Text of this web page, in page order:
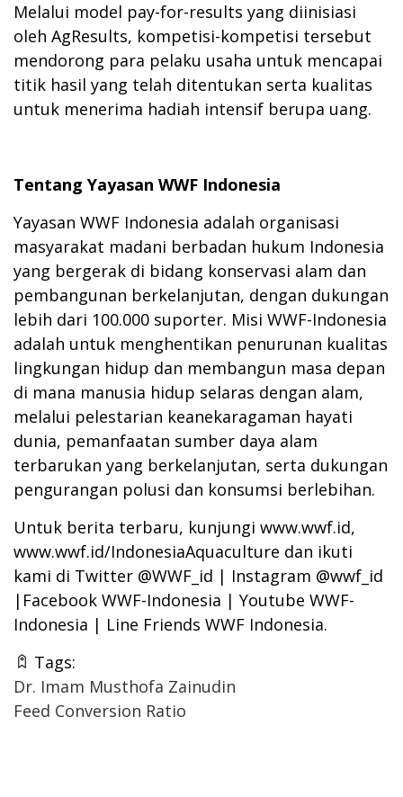
Melalui model pay-for-results yang diinisiasi
oleh AgResults, kompetisi-kompetisi tersebut
mendorong para pelaku usaha untuk mencapai
titik hasil yang telah ditentukan serta kualitas
untuk menerima hadiah intensif berupa uang.
Tentang Yayasan WWF Indonesia
Yayasan WWF Indonesia adalah organisasi
masyarakat madani berbadan hukum Indonesia
yang bergerak di bidang konservasi alam dan
pembangunan berkelanjutan, dengan dukungan
lebih dari 100.000 suporter. Misi WWF-Indonesia
adalah untuk menghentikan penurunan kualitas
lingkungan hidup dan membangun masa depan
di mana manusia hidup selaras dengan alam,
melalui pelestarian keanekaragaman hayati
dunia, pemanfaatan sumber daya alam
terbarukan yang berkelanjutan, serta dukungan
pengurangan polusi dan konsumsi berlebihan.
Untuk berita terbaru, kunjungi www.wwf.id,
www.wwf.id/IndonesiaAquaculture dan ikuti
kami di Twitter @WWF_id | Instagram @wwf_id
|Facebook WWF-Indonesia | Youtube WWF-
Indonesia | Line Friends WWF Indonesia.
Tags:
Dr. Imam Musthofa Zainudin
Feed Conversion Ratio